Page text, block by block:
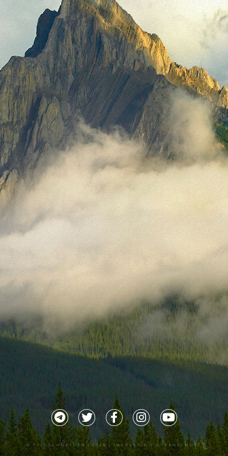
©TILLSCHNEIDER | 2026 |IMPRESSUM |DATENSCHUTZ